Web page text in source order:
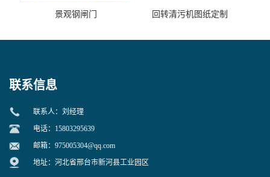
景观钢闸门 回转清污机图纸定制
联系信息
联系人：刘经理
电话：15803295639
邮箱： 975005304@qq.com
地址：河北省邢台市新河县工业园区